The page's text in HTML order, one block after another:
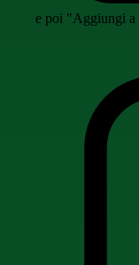
e poi "Aggiungi a